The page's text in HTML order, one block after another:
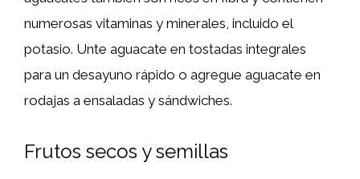
numerosas vitaminas y minerales, incluido el
potasio. Unte aguacate en tostadas integrales
para un desayuno rápido o agregue aguacate en
rodajas a ensaladas y sándwiches.
Frutos secos y semillas